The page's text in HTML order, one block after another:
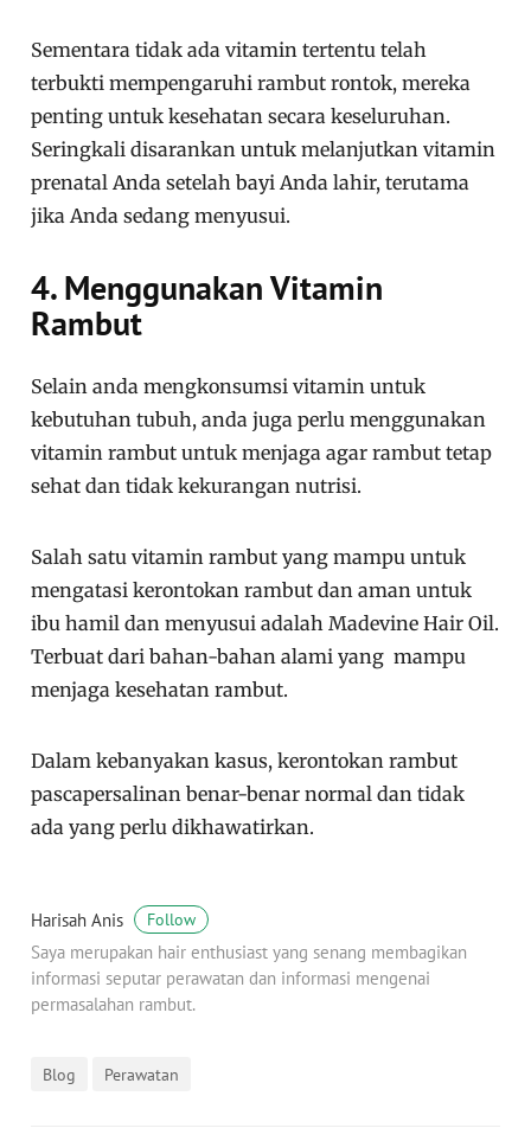
Sementara tidak ada vitamin tertentu telah
terbukti mempengaruhi rambut rontok, mereka
penting untuk kesehatan secara keseluruhan.
Seringkali disarankan untuk melanjutkan vitamin
prenatal Anda setelah bayi Anda lahir, terutama
jika Anda sedang menyusui.
4. Menggunakan Vitamin
Rambut
Selain anda mengkonsumsi vitamin untuk
kebutuhan tubuh, anda juga perlu menggunakan
vitamin rambut untuk menjaga agar rambut tetap
sehat dan tidak kekurangan nutrisi.
Salah satu vitamin rambut yang mampu untuk
mengatasi kerontokan rambut dan aman untuk
ibu hamil dan menyusui adalah Madevine Hair Oil.
Terbuat dari bahan-bahan alami yang mampu
menjaga kesehatan rambut.
Dalam kebanyakan kasus, kerontokan rambut
pascapersalinan benar-benar normal dan tidak
ada yang perlu dikhawatirkan.
Harisah Anis Follow
Saya merupakan hair enthusiast yang senang membagikan
informasi seputar perawatan dan informasi mengenai
permasalahan rambut.
Blog Perawatan